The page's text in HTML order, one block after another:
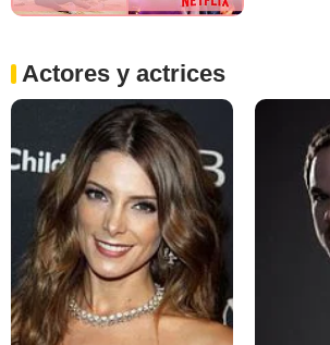
Actores y actrices